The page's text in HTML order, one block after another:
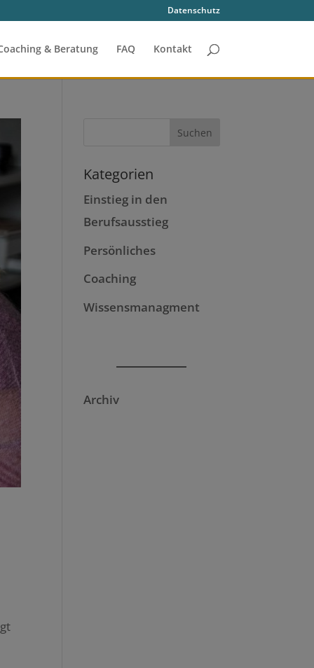
Datenschutz
& Beratung FAQ Kontakt
Kategorien
Einstieg in den
Berufsausstieg
Persönliches
Coaching
Wissensmanagment
Archiv